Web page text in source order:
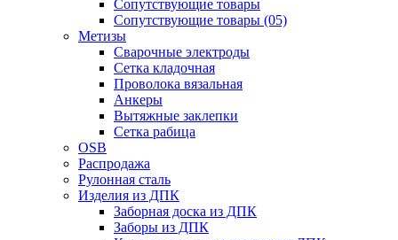
Сопутствующие товары
Сопутствующие товары (05)
Метизы
Сварочные электроды
Сетка кладочная
Проволока вязальная
Анкеры
Вытяжные заклепки
Сетка рабица
OSB
Распродажа
Рулонная сталь
Изделия из ДПК
Заборная доска из ДПК
Заборы из ДПК